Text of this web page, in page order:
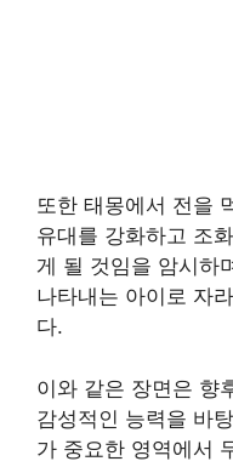
또한 태몽에서 전을
유대를 강화하고 조
게 될 것임을 암시하
나타내는 아이로 자
다.
이와 같은 장면은 향
감성적인 능력을 바
가 중요한 영역에서